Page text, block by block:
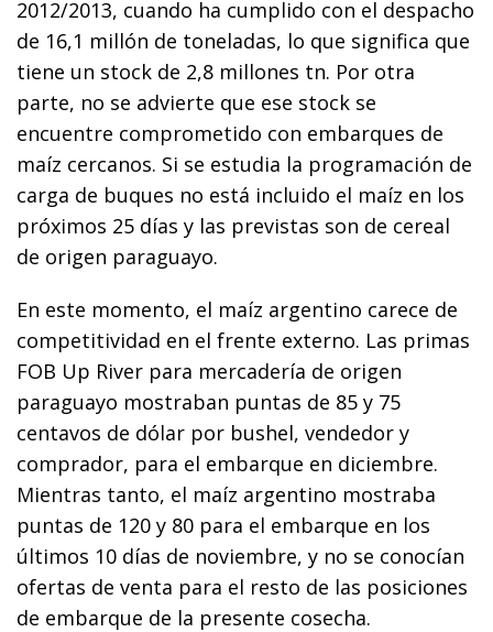
2012/2013, cuando ha cumplido con el despacho
de 16,1 millón de toneladas, lo que significa que
tiene un stock de 2,8 millones tn. Por otra
parte, no se advierte que ese stock se
encuentre comprometido con embarques de
maíz cercanos. Si se estudia la programación de
carga de buques no está incluido el maíz en los
próximos 25 días y las previstas son de cereal
de origen paraguayo.
En este momento, el maíz argentino carece de
competitividad en el frente externo. Las primas
FOB Up River para mercadería de origen
paraguayo mostraban puntas de 85 y 75
centavos de dólar por bushel, vendedor y
comprador, para el embarque en diciembre.
Mientras tanto, el maíz argentino mostraba
puntas de 120 y 80 para el embarque en los
últimos 10 días de noviembre, y no se conocían
ofertas de venta para el resto de las posiciones
de embarque de la presente cosecha.